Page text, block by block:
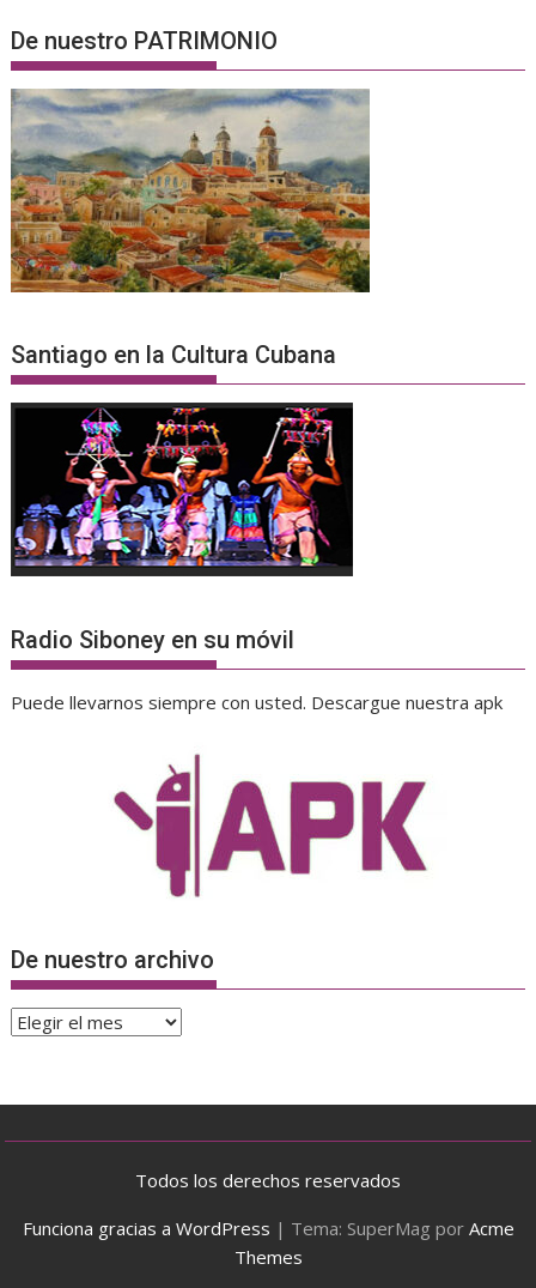
De nuestro PATRIMONIO
Santiago en la Cultura Cubana
Radio Siboney en su móvil
Puede llevarnos siempre con usted. Descargue nuestra apk
De nuestro archivo
De
Todos los derechos reservados
Funciona gracias a WordPress | Tema: SuperMag por Acme
Themes